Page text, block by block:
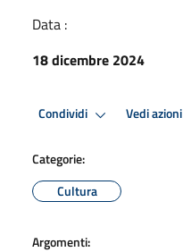
Data :
18 dicembre 2024
Condividi Vedi azioni
Categorie:
Cultura
Argomenti: